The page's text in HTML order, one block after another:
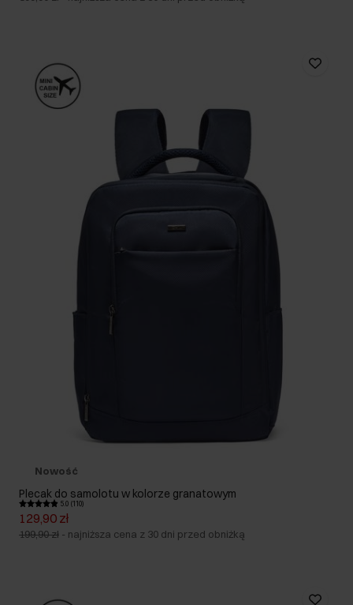
Nowość
Plecak do samolotu w kolorze granatowym
5.0 (110)
129,90 zł
199,90 zł - najniższa cena z 30 dni przed obniżką